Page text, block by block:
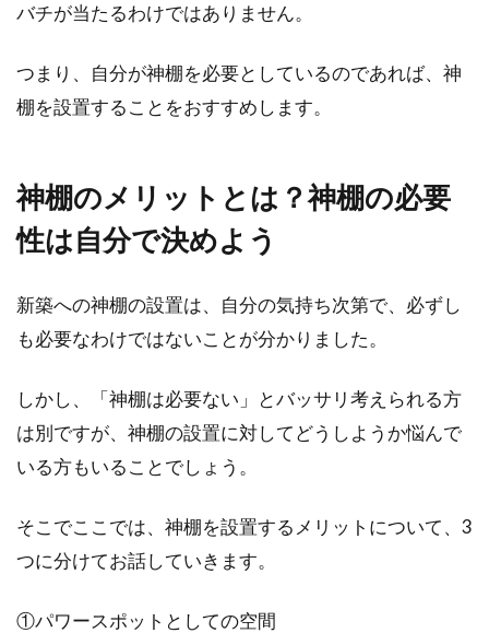
マンションで掃除機は朝何時から夜
何時までかけて良いの？
ときは少々気を使いますね。上下階の方や、お
隣の方か...
マンションの中古物件を神奈川で購
入する場合のおすすめ地域
マイホームを神奈川で購入することを検討する
場合、「一戸建てではなくマンションを」とい
いざ転勤！家具付きマンションの賃
バチが当たるわけではありません。
つまり、自分が神棚を必要としているのであれば、神
棚を設置することをおすすめします。
神棚のメリットとは？神棚の必要
性は自分で決めよう
新築への神棚の設置は、自分の気持ち次第で、必ずし
も必要なわけではないことが分かりました。
しかし、「神棚は必要ない」とバッサリ考えられる方
は別ですが、神棚の設置に対してどうしようか悩んで
いる方もいることでしょう。
そこでここでは、神棚を設置するメリットについて、3
つに分けてお話していきます。
①パワースポットとしての空間